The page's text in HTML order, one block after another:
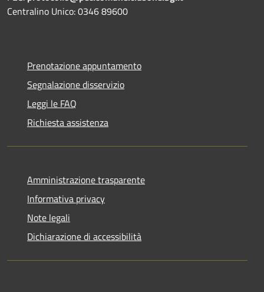
Centralino Unico: 0346 89600
Prenotazione appuntamento
Segnalazione disservizio
Leggi le FAQ
Richiesta assistenza
Amministrazione trasparente
Informativa privacy
Note legali
Dichiarazione di accessibilità